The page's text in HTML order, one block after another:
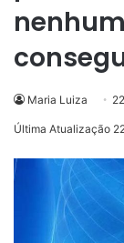
Maria Luiza
Última Atualização